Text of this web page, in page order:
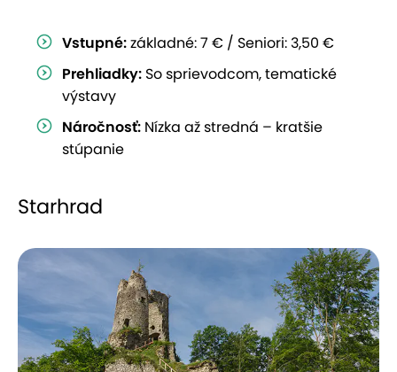
Vstupné:základné: 7 € / Seniori: 3,50 €
Prehliadky: So sprievodcom, tematické
výstavy
Náročnosť: Nízka až stredná – kratšie
stúpanie
Starhrad